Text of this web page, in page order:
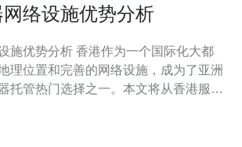
络设施优势分析
港作为一个国际化大都
理位置和完善的网络设施，成为了亚洲
托管热门选择之一。本文将从香港服务
世界各地的主要城市距离较近。这使得